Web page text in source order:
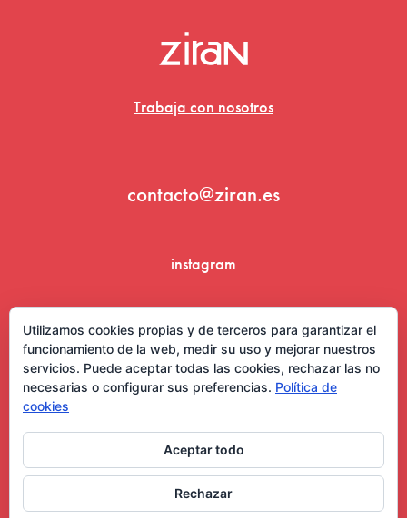
Trabaja con nosotros
contacto@ziran.es
instagram
Aviso Legal y Condiciones de Uso
Utilizamos cookies propias y de terceros para garantizar el
funcionamiento de la web, medir su uso y mejorar nuestros
servicios. Puede aceptar todas las cookies, rechazar las no
necesarias o configurar sus preferencias. Política de
cookies
Aceptar todo
Rechazar